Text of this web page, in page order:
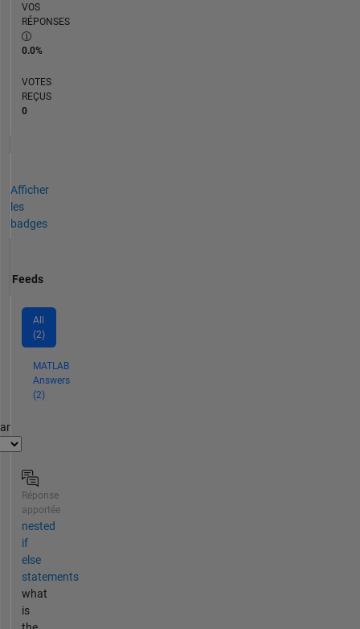
VOS
RÉPONSES
0.0%
VOTES
REÇUS
0
Afficher
les
badges
Feeds
All
(2)
MATLAB
Answers
(2)
Réponse
apportée
nested
if
else
statements
what
is